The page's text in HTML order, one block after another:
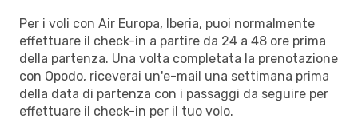
Per i voli con Air Europa, Iberia, puoi normalmente
effettuare il check-in a partire da 24 a 48 ore prima
della partenza. Una volta completata la prenotazione
con Opodo, riceverai un'e-mail una settimana prima
della data di partenza con i passaggi da seguire per
effettuare il check-in per il tuo volo.